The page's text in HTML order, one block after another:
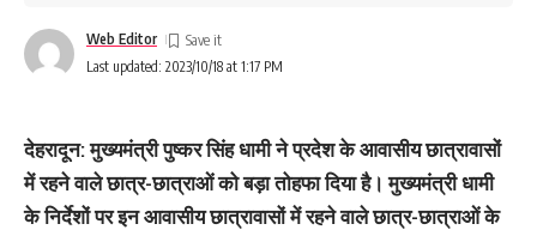
Last updated: 2023/10/18 at 1:17 PM
Web Editor
देहरादून: मुख्यमंत्री पुष्कर सिंह धामी ने प्रदेश के आवासीय छात्रावासों
में रहने वाले छात्र-छात्राओं को बड़ा तोहफा दिया है। मुख्यमंत्री धामी
के निर्देशों पर इन आवासीय छात्रावासों में रहने वाले छात्र-छात्राओं के